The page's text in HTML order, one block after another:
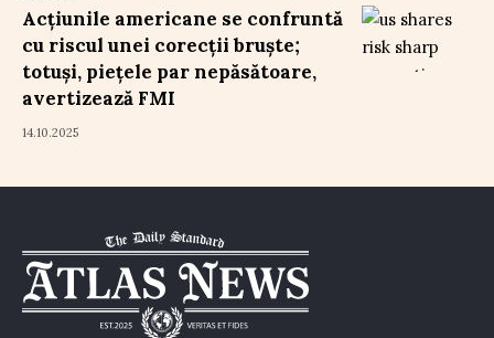
Acțiunile americane se confruntă
cu riscul unei corecții bruște;
totuși, piețele par nepăsătoare,
avertizează FMI
14.10.2025